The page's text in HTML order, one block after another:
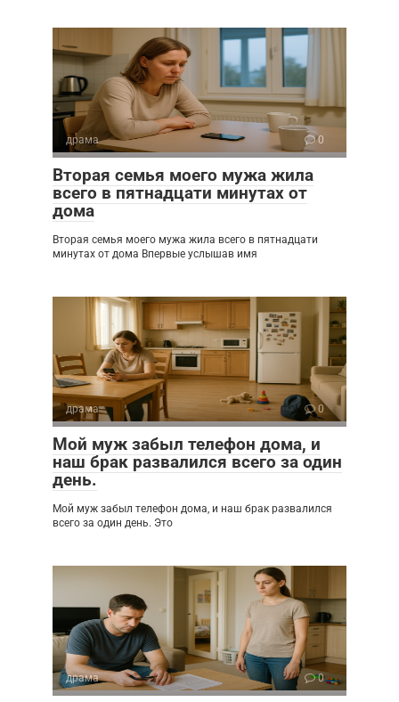
драма 0
Вторая семья моего мужа жила
всего в пятнадцати минутах от
дома
Вторая семья моего мужа жила всего в пятнадцати
минутах от дома Впервые услышав имя
драма 0
Мой муж забыл телефон дома, и
наш брак развалился всего за один
день.
Мой муж забыл телефон дома, и наш брак развалился
всего за один день. Это
драма 0